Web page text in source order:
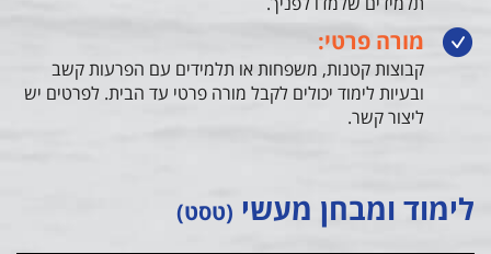
מורה פרטי:
קבוצות קטנות, משפחות או תלמידים עם הפרעות קשב
ובעיות לימוד יכולים לקבל מורה פרטי עד הבית. לפרטים יש
ליצור קשר.
לימוד ומבחן מעשי (טסט)